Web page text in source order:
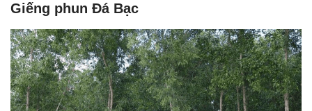
Giếng phun Đá Bạc